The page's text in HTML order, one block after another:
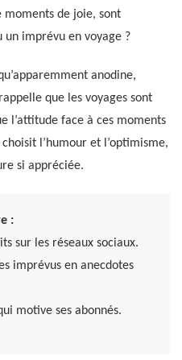
moments de joie, sont
un imprévu en voyage ?
anodine,
que les voyages sont
l’attitude face à ces moments
l’humour et l’optimisme,
si appréciée.
:
sur les réseaux sociaux.
imprévus en anecdotes
motive ses abonnés.